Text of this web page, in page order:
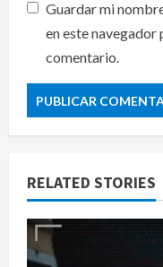
Guardar mi
en este navegador
comentario.
RELATED STORIES